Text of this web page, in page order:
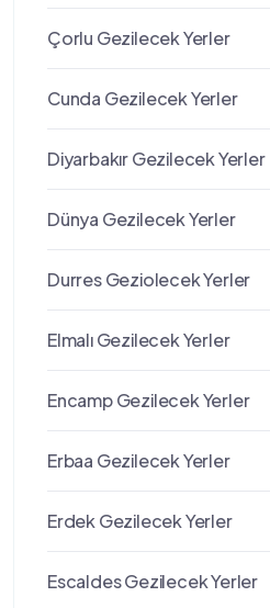
Çorlu Gezilecek Yerler
Cunda Gezilecek Yerler
Diyarbakır Gezilecek Yerler
Dünya Gezilecek Yerler
Durres Geziolecek Yerler
Elmalı Gezilecek Yerler
Encamp Gezilecek Yerler
Erbaa Gezilecek Yerler
Erdek Gezilecek Yerler
Escaldes Gezilecek Yerler